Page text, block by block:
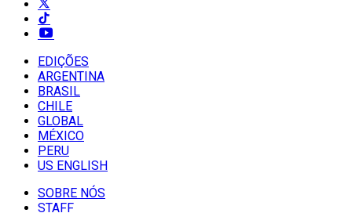
EDIÇÕES
ARGENTINA
BRASIL
CHILE
GLOBAL
MÉXICO
PERU
US ENGLISH
SOBRE NÓS
STAFF